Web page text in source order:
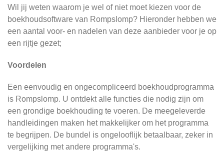
Wil jij weten waarom je wel of niet moet kiezen voor de
boekhoudsoftware van Rompslomp? Hieronder hebben we
een aantal voor- en nadelen van deze aanbieder voor je op
een rijtje gezet;
Voordelen
Een eenvoudig en ongecompliceerd boekhoudprogramma
is Rompslomp. U ontdekt alle functies die nodig zijn om
een grondige boekhouding te voeren. De meegeleverde
handleidingen maken het makkelijker om het programma
te begrijpen. De bundel is ongelooflijk betaalbaar, zeker in
vergelijking met andere programma's.